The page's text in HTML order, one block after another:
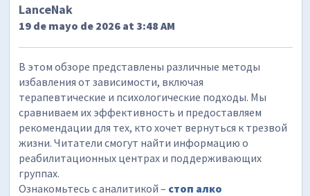
LanceNak
19 de mayo de 2026 at 3:48 AM
В этом обзоре представлены различные методы
избавления от зависимости, включая
терапевтические и психологические подходы. Мы
сравниваем их эффективность и предоставляем
рекомендации для тех, кто хочет вернуться к трезвой
жизни. Читатели смогут найти информацию о
реабилитационных центрах и поддерживающих
группах.
Ознакомьтесь с аналитикой – стоп алко